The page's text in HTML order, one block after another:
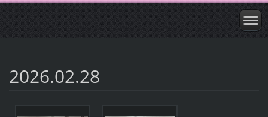
2026.02.28